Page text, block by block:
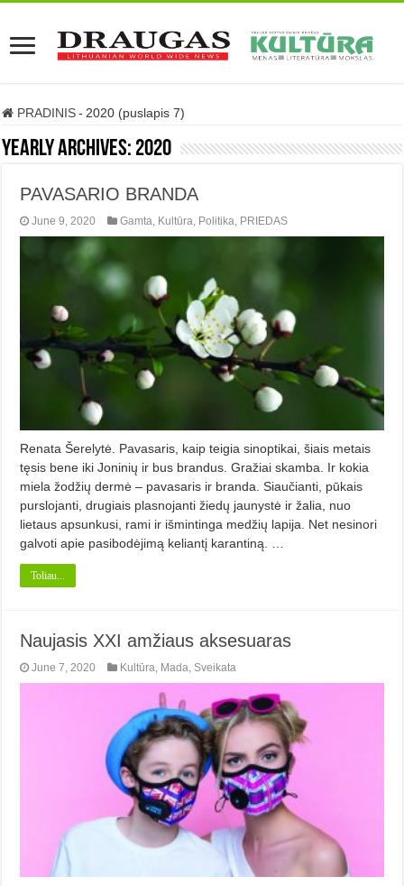
PRADINIS - 2020 (puslapis 7)
Yearly Archives: 2020
PAVASARIO BRANDA
June 9, 2020 Gamta, Kultūra, Politika, PRIEDAS
Renata Šerelytė. Pavasaris, kaip teigia sinoptikai, šiais metais
tęsis bene iki Joninių ir bus brandus. Gražiai skamba. Ir kokia
miela žodžių dermė – pavasaris ir branda. Siaučianti, pūkais
purslojanti, drugiais plasnojanti žiedų jaunystė ir žalia, nuo
lietaus apsunkusi, rami ir išmintinga medžių lapija. Net nesinori
galvoti apie pasibodėjimą keliantį karantiną. …
Toliau...
Naujasis XXI amžiaus aksesuaras
June 7, 2020 Kultūra Mada Sveikata